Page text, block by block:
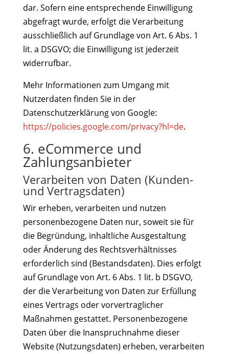
dar. Sofern eine entsprechende Einwilligung
abgefragt wurde, erfolgt die Verarbeitung
ausschließlich auf Grundlage von Art. 6 Abs. 1
lit. a DSGVO; die Einwilligung ist jederzeit
widerrufbar.
Mehr Informationen zum Umgang mit
Nutzerdaten finden Sie in der
Datenschutzerklärung von Google:
https://policies.google.com/privacy?hl=de.
6. eCommerce und
Zahlungsanbieter
Verarbeiten von Daten (Kunden-
und Vertragsdaten)
Wir erheben, verarbeiten und nutzen
personenbezogene Daten nur, soweit sie für
die Begründung, inhaltliche Ausgestaltung
oder Änderung des Rechtsverhältnisses
erforderlich sind (Bestandsdaten). Dies erfolgt
auf Grundlage von Art. 6 Abs. 1 lit. b DSGVO,
der die Verarbeitung von Daten zur Erfüllung
eines Vertrags oder vorvertraglicher
Maßnahmen gestattet. Personenbezogene
Daten über die Inanspruchnahme dieser
Website (Nutzungsdaten) erheben, verarbeiten